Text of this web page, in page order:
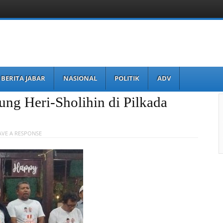
BERITA JABAR NASIONAL POLITIK ADV
Heri-Sholihin di Pilkada
A RESPONSE